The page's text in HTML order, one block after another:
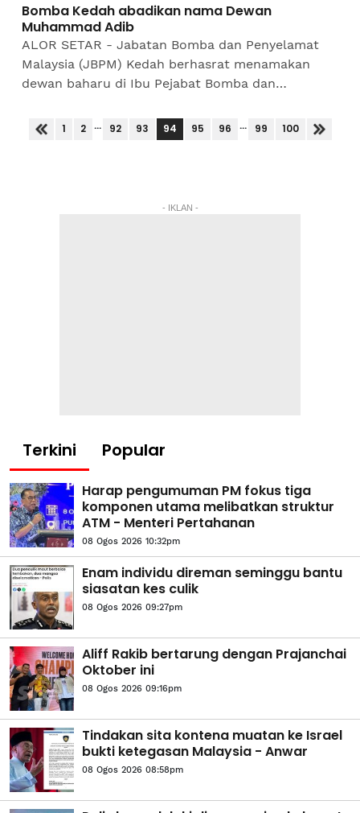
Bomba Kedah abadikan nama Dewan
Muhammad Adib
ALOR SETAR - Jabatan Bomba dan Penyelamat
Malaysia (JBPM) Kedah berhasrat menamakan
dewan baharu di Ibu Pejabat Bomba dan
Muhammad Adib.Pemangku Pengarah...
1 2 ... 92 93 94 95 96 ... 99 100
- IKLAN -
Terkini Popular
Harap pengumuman PM fokus tiga
komponen utama melibatkan struktur
ATM - Menteri Pertahanan
08 Ogos 2026 10:32pm
Enam individu direman seminggu bantu
siasatan kes culik
08 Ogos 2026 09:27pm
Aliff Rakib bertarung dengan Prajanchai
Oktober ini
08 Ogos 2026 09:16pm
Tindakan sita kontena muatan ke Israel
bukti ketegasan Malaysia - Anwar
08 Ogos 2026 08:58pm